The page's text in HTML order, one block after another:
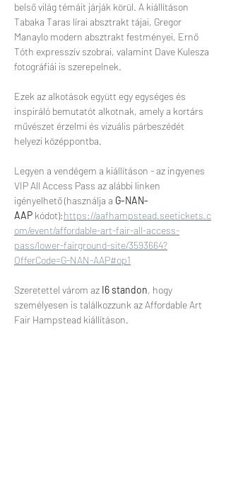
belső világ témáit járják körül. A kiállításon
Tabaka Taras lírai absztrakt tájai, Gregor
Manaylo modern absztrakt festményei, Ernő
Tóth expresszív szobrai, valamint Dave Kulesza
fotográfiái is szerepelnek.
Ezek az alkotások együtt egy egységes és
inspiráló bemutatót alkotnak, amely a kortárs
művészet érzelmi és vizuális párbeszédét
helyezi középpontba.
Legyen a vendégem a kiállításon - az ingyenes
VIP All Access Pass az alábbi linken
igényelhető (használja a G-NAN-
AAP kódot):https://aafhampstead.seetickets.c
om/event/affordable-art-fair-all-access-
pass/lower-fairground-site/3593664?
OfferCode=G-NAN-AAP#op1
Szeretettel várom az I6 standon, hogy
személyesen is találkozzunk az Affordable Art
Fair Hampstead kiállításon.